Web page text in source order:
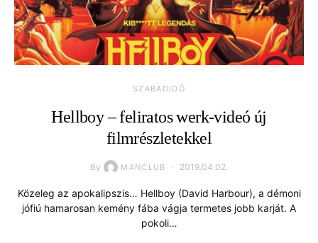
SZABADIDŐ
Hellboy – feliratos werk-videó új
filmrészletekkel
By MANCLUB 2019.04.02.
Közeleg az apokalipszis… Hellboy (David Harbour), a démoni
jófiú hamarosan kemény fába vágja termetes jobb karját. A
pokoli…